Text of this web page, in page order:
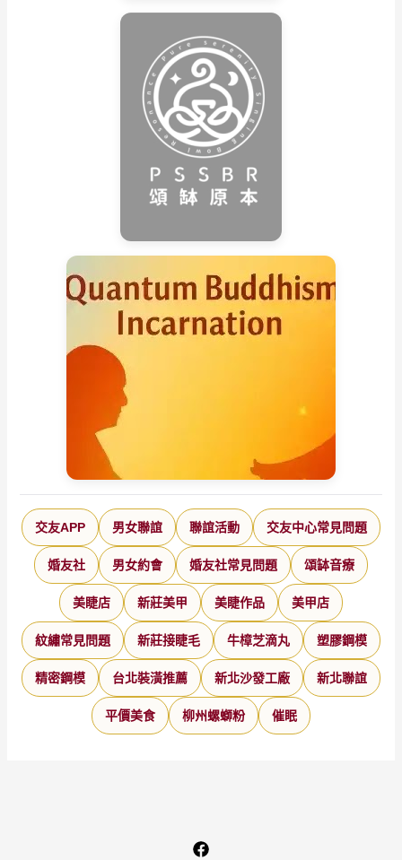
交友APP 男女聯誼 聯誼活動 交友中心常見問題
婚友社 男女約會 婚友社常見問題 頌缽音療
美睫店 新莊美甲 美睫作品 美甲店
紋繡常見問題 新莊接睫毛 牛樟芝滴丸 塑膠鋼模
精密鋼模 台北裝潢推薦 新北沙發工廠 新北聯誼
平價美食 柳州螺螄粉 催眠